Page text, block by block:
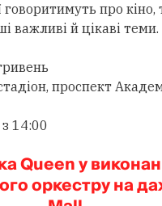
говоритимуть про
важливі й цікаві теми.
проспект
14:00
Queen у
оркестру на